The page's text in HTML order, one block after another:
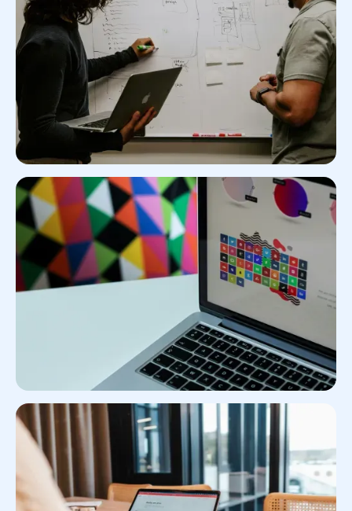
Réaliser une stratégie produit
Identité visuelle : création ou refonte